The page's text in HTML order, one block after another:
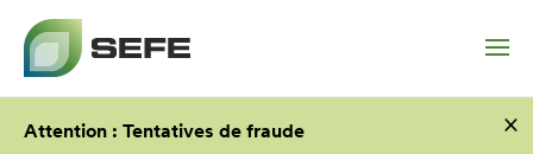
Attention : Tentatives de fraude
×